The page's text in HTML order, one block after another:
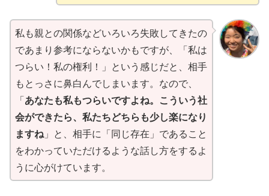
私も親との関係などいろいろ失敗してきたの
であまり参考にならないかもですが、「私は
つらい！私の権利！」という感じだと、相手
もとっさに鼻白んでしまいます。なので、
「あなたも私もつらいですよね。こういう社
会ができたら、私たちどちらも少し楽になり
ますね 」と、相手に「同じ存在」であること
をわかっていただけるような話し方をするよ
うに心がけています。